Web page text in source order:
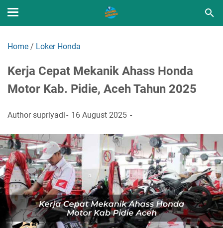
Home / Loker Honda
Kerja Cepat Mekanik Ahass Honda
Motor Kab. Pidie, Aceh Tahun 2025
Authorsupriyadi 16 August 2025